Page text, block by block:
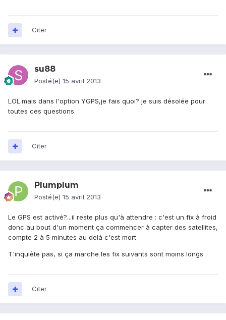
Citer
su88
Posté(e) 15 avril 2013
LOL.mais dans l'option YGPS,je fais quoi? je suis désolée pour
toutes ces questions.
Citer
Plumplum
Posté(e) 15 avril 2013
Le GPS est activé?...il reste plus qu'à attendre : c'est un fix à froid
donc au bout d'un moment ça commencer à capter des satellites,
compte 2 à 5 minutes au delà c'est mort
T'inquiète pas, si ça marche les fix suivants sont moins longs
Citer